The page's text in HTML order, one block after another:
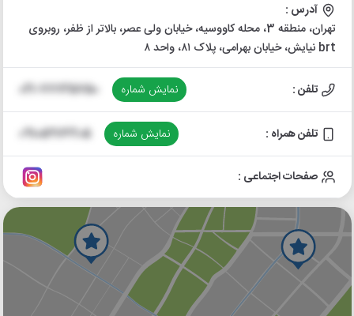
آدرس :
تهران، منطقه 3، محله کاووسیه، خیابان ولی عصر، بالاتر از ظفر، روبروی
brt نیایش، خیابان بهرامی، پلاک ۸۱، واحد ۸
تلفن : نمایش شماره 021-77725750
تلفن همراه : نمایش شماره 09105976205
صفحات اجتماعی :